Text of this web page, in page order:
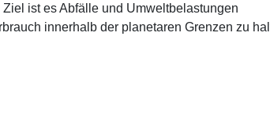
ist es Abfälle und Umweltbelastungen
innerhalb der planetaren Grenzen zu